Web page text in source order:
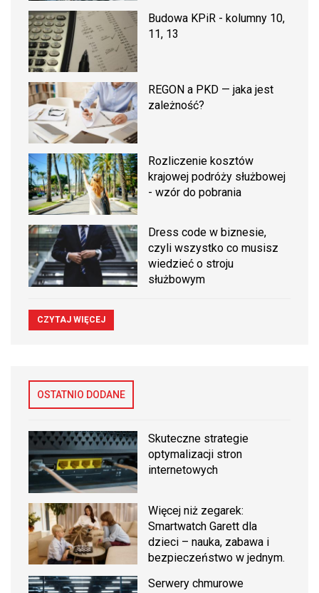
Budowa KPiR - kolumny 10,
11, 13
REGON a PKD — jaka jest
zależność?
Rozliczenie kosztów
krajowej podróży służbowej
- wzór do pobrania
Dress code w biznesie,
czyli wszystko co musisz
wiedzieć o stroju
służbowym
CZYTAJ WIĘCEJ
OSTATNIO DODANE
Skuteczne strategie
optymalizacji stron
internetowych
Więcej niż zegarek:
Smartwatch Garett dla
dzieci – nauka, zabawa i
bezpieczeństwo w jednym.
Serwery chmurowe